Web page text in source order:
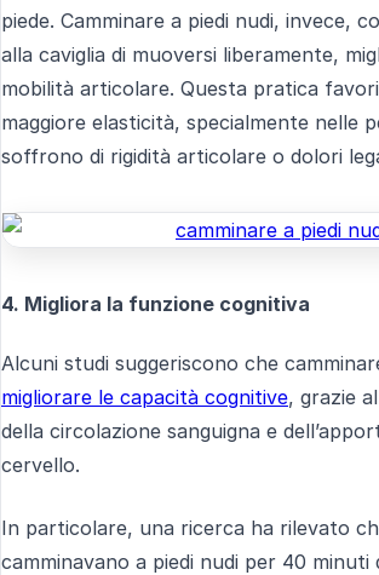
piede. Camminare a piedi nudi, invece,
alla caviglia di muoversi liberamente,
mobilità articolare. Questa pratica
maggiore elasticità, specialmente nelle
soffrono di rigidità articolare o dolori
4. Migliora la funzione cognitiva
Alcuni studi suggeriscono che
migliorare le capacità cognitive, grazie
della circolazione sanguigna e
cervello.
In particolare, una ricerca ha rilevato
camminavano a piedi nudi per 40